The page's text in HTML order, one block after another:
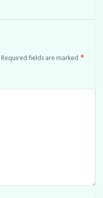
Required fields are marked *